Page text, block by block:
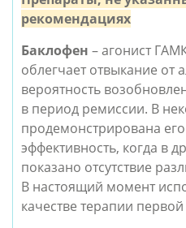
рекомендациях
Баклофен – агонист
облегчает отвыкание от
вероятность
в период ремиссии. В
продемонстрирована
эффективность, когда в
показано отсутствие
В настоящий момент
качестве терапии